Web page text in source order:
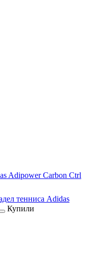
Adipower Carbon Ctrl
тенниса Adidas
Купили